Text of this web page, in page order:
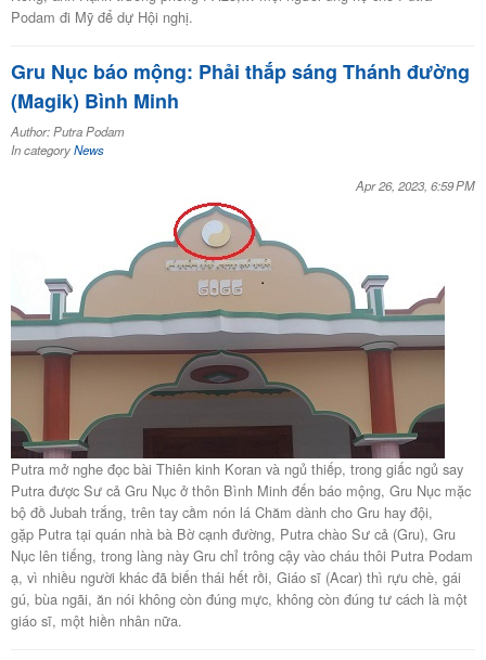
Podam đi Mỹ để dự Hội nghị.
Gru Nục báo mộng: Phải thắp sáng Thánh đường
(Magik) Bình Minh
Author: Putra Podam
In categoryNews
Apr 26, 2023, 6:59 PM
Putra mở nghe đọc bài Thiên kinh Koran và ngủ thiếp, trong giấc ngủ say
Putra được Sư cả Gru Nục ở thôn Bình Minh đến báo mộng, Gru Nục mặc
bộ đồ Jubah trắng, trên tay cầm nón lá Chăm dành cho Gru hay đội,
gặp Putra tại quán nhà bà Bờ cạnh đường, Putra chào Sư cả (Gru), Gru
Nục lên tiếng, trong làng này Gru chỉ trông cậy vào cháu thôi Putra Podam
ạ, vì nhiều người khác đã biến thái hết rồi, Giáo sĩ (Acar) thì rựu chè, gái
gú, bùa ngãi, ăn nói không còn đúng mực, không còn đúng tư cách là một
giáo sĩ, một hiền nhân nữa.